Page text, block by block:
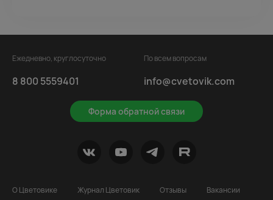
Ежедневно, круглосуточно
8 800 5559401
Форма обратной связи
По всем вопросам
info@cvetovik.com
О Цветовике Журнал Цветовик Отзывы
Вакансии